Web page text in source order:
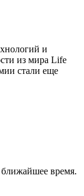
и
из мира Life
стали еще
время.